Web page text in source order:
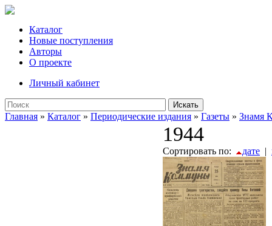
Каталог
Новые поступления
Авторы
О проекте
Личный кабинет
Искать
Главная » Каталог » Периодические издания » Газеты » Знамя
1944
Сортировать по: дате |